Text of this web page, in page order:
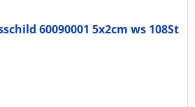
60090001 5x2cm ws 108St